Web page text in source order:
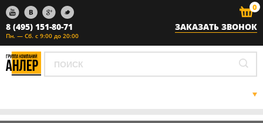
0
8 (495) 151-80-71
Пн. — Сб. с 9:00 до 20:00
ЗАКАЗАТЬ ЗВОНОК